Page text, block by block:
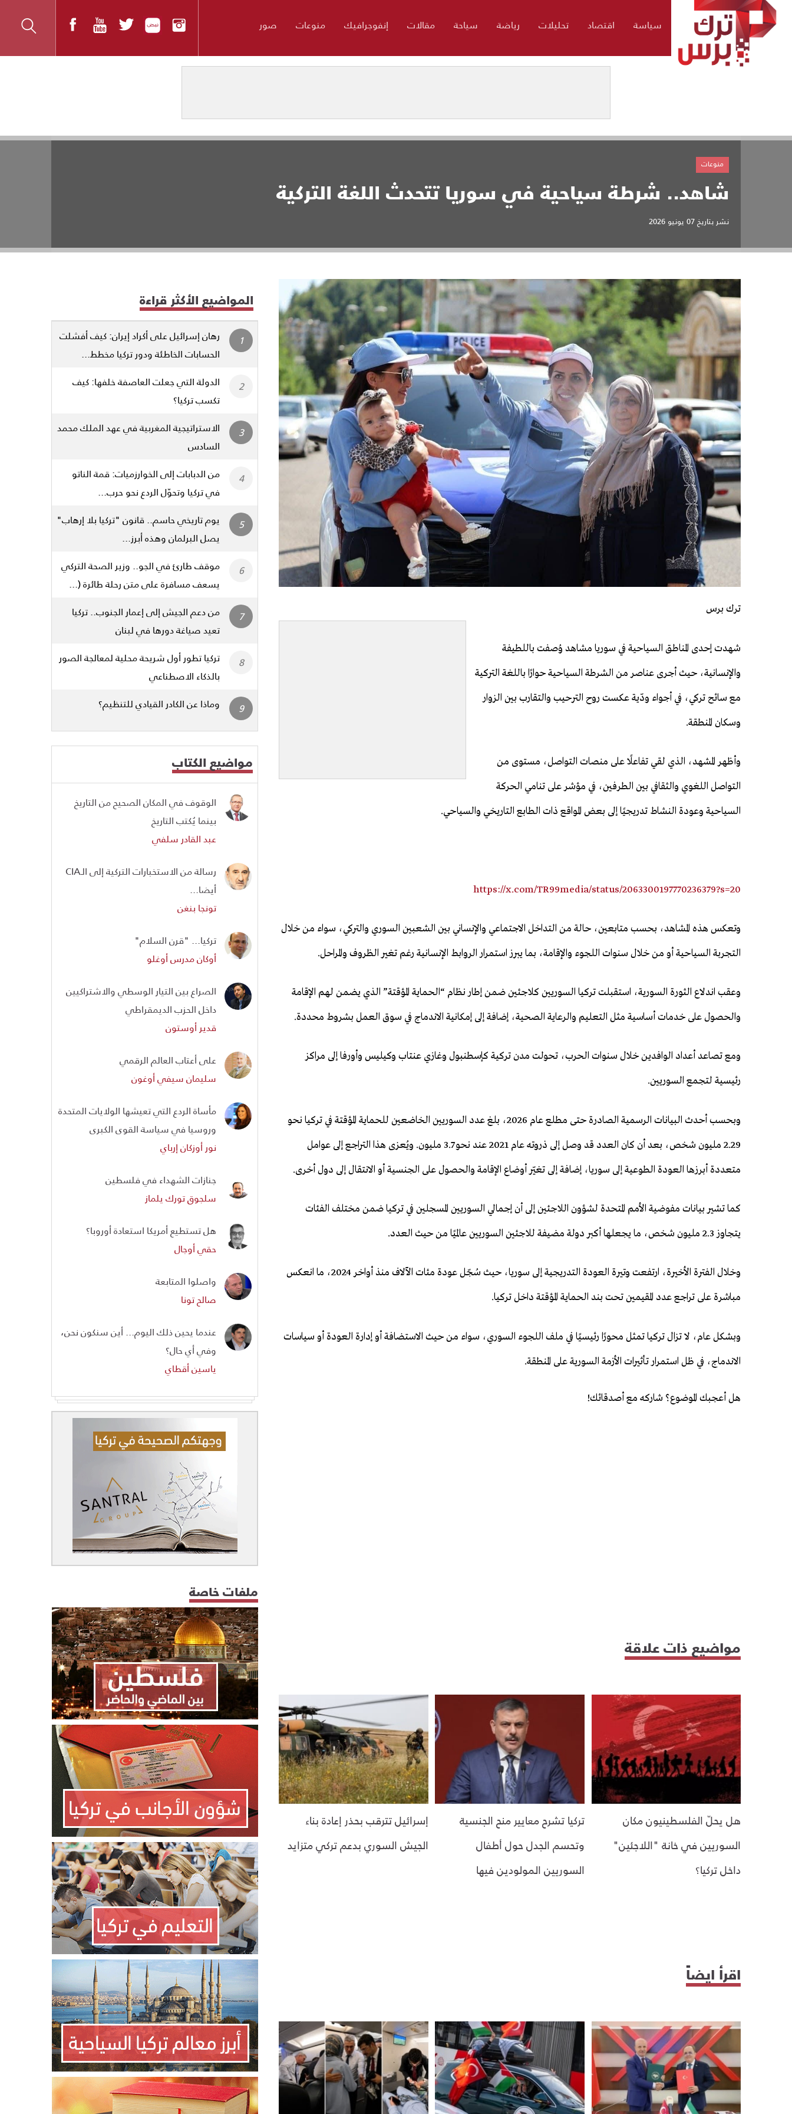
سياسة اقتصاد تحليلات رياضة سياحة مقالات إنفوجرافيك منوعات صور
شاهد.. شرطة سياحية في سوريا تتحدث اللغة التركية
نشر بتاريخ07 يونيو 2026
منوعات
ترك برس
شهدت إحدى المناطق السياحية في سوريا مشاهد وُصفت باللطيفة
والإنسانية، حيث أجرى عناصر من الشرطة السياحية حوارًا باللغة التركية
مع سائح تركي، في أجواء ودّية عكست روح الترحيب والتقارب بين الزوار
وسكان المنطقة.
وأظهر المشهد، الذي لقي تفاعلًا على منصات التواصل، مستوى من
التواصل اللغوي والثقافي بين الطرفين، في مؤشر على تنامي الحركة
السياحية وعودة النشاط تدريجيًا إلى بعض المواقع ذات الطابع التاريخي والسياحي.
https://x.com/TR99media/status/2063300197770236379?s=20
وتعكس هذه المشاهد، بحسب متابعين، حالة من التداخل الاجتماعي والإنساني بين الشعبين السوري والتركي، سواء من خلال
التجربة السياحية أو من خلال سنوات اللجوء والإقامة، بما يبرز استمرار الروابط الإنسانية رغم تغير الظروف والمراحل.
وعقب اندلاع الثورة السورية، استقبلت تركيا السوريين كلاجئين ضمن إطار نظام “الحماية المؤقتة” الذي يضمن لهم الإقامة
والحصول على خدمات أساسية مثل التعليم والرعاية الصحية، إضافة إلى إمكانية الاندماج في سوق العمل بشروط محددة.
ومع تصاعد أعداد الوافدين خلال سنوات الحرب، تحولت مدن تركية كإسطنبول وغازي عنتاب وكيليس وأورفا إلى مراكز
رئيسية لتجمع السوريين.
وبحسب أحدث البيانات الرسمية الصادرة حتى مطلع عام 2026، بلغ عدد السوريين الخاضعين للحماية المؤقتة في تركيا نحو
2.29 مليون شخص، بعد أن كان العدد قد وصل إلى ذروته عام 2021 عند نحو 3.7 مليون. ويُعزى هذا التراجع إلى عوامل
متعددة أبرزها العودة الطوعية إلى سوريا، إضافة إلى تغيّر أوضاع الإقامة والحصول على الجنسية أو الانتقال إلى دول أخرى.
كما تشير بيانات مفوضية الأمم المتحدة لشؤون اللاجئين إلى أن إجمالي السوريين المسجلين في تركيا ضمن مختلف الفئات
يتجاوز 2.3 مليون شخص، ما يجعلها أكبر دولة مضيفة للاجئين السوريين عالميًا من حيث العدد.
وخلال الفترة الأخيرة، ارتفعت وتيرة العودة التدريجية إلى سوريا، حيث سُجّل عودة مئات الآلاف منذ أواخر 2024، ما انعكس
مباشرة على تراجع عدد المقيمين تحت بند الحماية المؤقتة داخل تركيا.
وبشكل عام، لا تزال تركيا تمثل محورًا رئيسيًا في ملف اللجوء السوري، سواء من حيث الاستضافة أو إدارة العودة أو سياسات
الاندماج، في ظل استمرار تأثيرات الأزمة السورية على المنطقة.
هل أعجبك الموضوع؟ شاركه مع أصدقائك!
مواضيع ذات علاقة
هل يحلّ الفلسطينيون مكان
السوريين في خانة "اللاجئين"
داخل تركيا؟
تركيا تشرح معايير منح الجنسية
وتحسم الجدل حول أطفال
السوريين المولودين فيها
إسرائيل تترقب بحذر إعادة بناء
الجيش السوري بدعم تركي متزايد
اقرأ ايضاً
المواضيع الأكثر قراءة
رهان إسرائيل على أكراد إيران: كيف أفشلت
الحسابات الخاطئة ودور تركيا مخطط...
الدولة التي جعلت العاصفة خلفها: كيف
تكسب تركيا؟
الاستراتيجية المغربية في عهد الملك محمد
السادس
من الدبابات إلى الخوارزميات: قمة الناتو
في تركيا وتحوّل الردع نحو حرب...
يوم تاريخي حاسم.. قانون "تركيا بلا إرهاب"
يصل البرلمان وهذه أبرز...
موقف طارئ في الجو.. وزير الصحة التركي
يسعف مسافرة على متن رحلة طائرة (...
من دعم الجيش إلى إعمار الجنوب.. تركيا
تعيد صياغة دورها في لبنان
تركيا تطور أول شريحة محلية لمعالجة الصور
بالذكاء الاصطناعي
وماذا عن الكادر القيادي للتنظيم؟
مواضيع الكتاب
الوقوف في المكان الصحيح من التاريخ
بينما يُكتب التاريخ
عبد القادر سلفي
رسالة من الاستخبارات التركية إلى الـCIA
أيضا...
تونجا بنغن
تركيا... "قرن السلام"
أوكان مدرس أوغلو
الصراع بين التيار الوسطي والاشتراكيين
داخل الحزب الديمقراطي
قدير أوستون
على أعتاب العالم الرقمي
سليمان سيفي أوغون
مأساة الردع التي تعيشها الولايات المتحدة
وروسيا في سياسة القوى الكبرى
نور أوزكان إرباي
جنازات الشهداء في فلسطين
سلجوق تورك يلماز
هل تستطيع أمريكا استعادة أوروبا؟
حقي أوجال
واصلوا المتابعة
صالح تونا
عندما يحين ذلك اليوم... أين سنكون نحن،
وفي أي حال؟
ياسين أقطاي
ملفات خاصة